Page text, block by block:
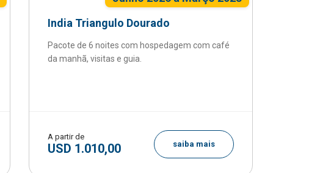
India Triangulo Dourado
Pacote de 6 noites com hospedagem com café
da manhã, visitas e guia.
A partir de
USD 1.010,00 saiba mais